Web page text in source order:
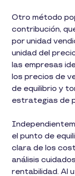
Otro método
contribución,
por unidad
unidad del
las empresas
los precios de
de equilibrio y
estrategias de
el punto de
clara de los
análisis
rentabilidad. Al